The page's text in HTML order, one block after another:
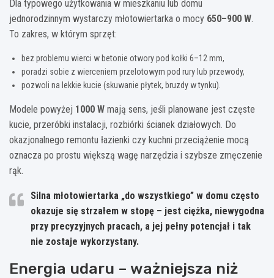
Dla typowego użytkowania w mieszkaniu lub domu
jednorodzinnym wystarczy młotowiertarka o mocy 650–900 W.
To zakres, w którym sprzęt:
bez problemu wierci w betonie otwory pod kołki 6–12 mm,
poradzi sobie z wierceniem przelotowym pod rury lub przewody,
pozwoli na lekkie kucie (skuwanie płytek, bruzdy w tynku).
Modele powyżej 1000 W mają sens, jeśli planowane jest częste
kucie, przeróbki instalacji, rozbiórki ścianek działowych. Do
okazjonalnego remontu łazienki czy kuchni przeciążenie mocą
oznacza po prostu większą wagę narzędzia i szybsze zmęczenie
rąk.
Silna młotowiertarka „do wszystkiego” w domu często
okazuje się strzałem w stopę – jest ciężka, niewygodna
przy precyzyjnych pracach, a jej pełny potencjał i tak
nie zostaje wykorzystany.
Energia udaru – ważniejsza niż